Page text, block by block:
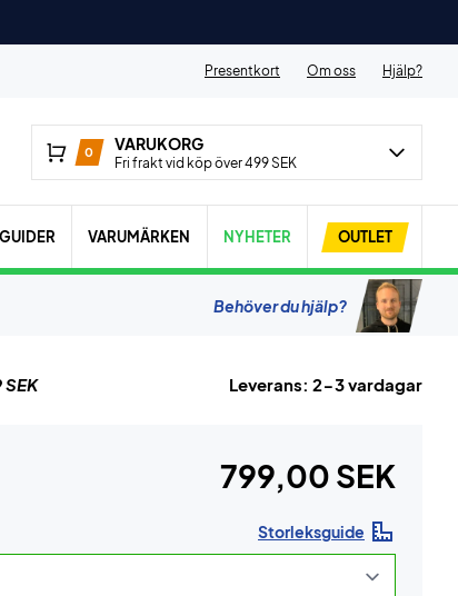
Presentkort Om oss Hjälp?
0 VARUKORG
Fri frakt vid köp över 499 SEK
GUIDER VARUMÄRKEN NYHETER OUTLET
Behöver du hjälp?
Leverans: 2-3 vardagar
799,00 SEK
Storleksguide